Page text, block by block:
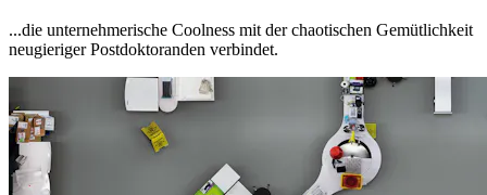
...die unternehmerische Coolness mit der chaotischen Gemütlichkeit
neugieriger Postdoktoranden verbindet.